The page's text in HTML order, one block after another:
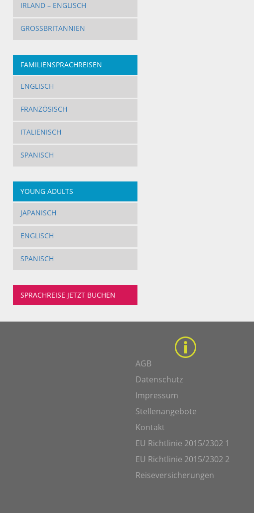
IRLAND – ENGLISCH
GROSSBRITANNIEN
FAMILIENSPRACHREISEN
ENGLISCH
FRANZÖSISCH
ITALIENISCH
SPANISCH
YOUNG ADULTS
JAPANISCH
ENGLISCH
SPANISCH
SPRACHREISE JETZT BUCHEN
AGB
Datenschutz
Impressum
Stellenangebote
Kontakt
EU Richtlinie 2015/2302 1
EU Richtlinie 2015/2302 2
Reiseversicherungen